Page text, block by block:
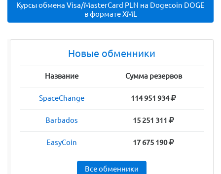
Курсы обмена Visa/MasterCard PLN на Dogecoin DOGE
в формате XML
Новые обменники
Название Сумма резервов
SpaceChange 114 951 934
Barbados 15 251 311
EasyCoin 17 675 190
Все обменники